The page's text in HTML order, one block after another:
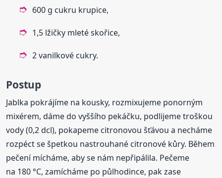
600 g cukru krupice,
1,5 lžičky mleté skořice,
2 vanilkové cukry.
Postup
Jablka pokrájíme na kousky, rozmixujeme ponorným
mixérem, dáme do vyššího pekáčku, podlijeme troškou
vody (0,2 dcl), pokapeme citronovou šťávou a necháme
rozpéct se špetkou nastrouhané citronové kůry. Během
pečení mícháme, aby se nám nepřipálila. Pečeme
na 180 °C, zamícháme po půlhodince, pak zase